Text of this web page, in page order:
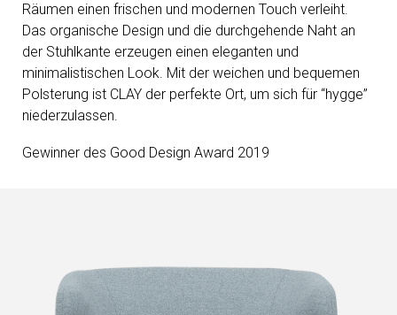
Räumen einen frischen und modernen Touch verleiht.
Das organische Design und die durchgehende Naht an
der Stuhlkante erzeugen einen eleganten und
minimalistischen Look. Mit der weichen und bequemen
Polsterung ist CLAY der perfekte Ort, um sich für “hygge”
niederzulassen.
Gewinner des Good Design Award 2019